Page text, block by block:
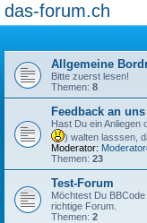
das-forum.ch
Allgemeine
Bitte zuerst lesen!
Themen: 8
Feedback an uns
Hast Du ein Anliegen
) walten lasssen,
Moderator:
Themen: 23
Test-Forum
Möchtest Du
richtige Forum.
Themen: 2